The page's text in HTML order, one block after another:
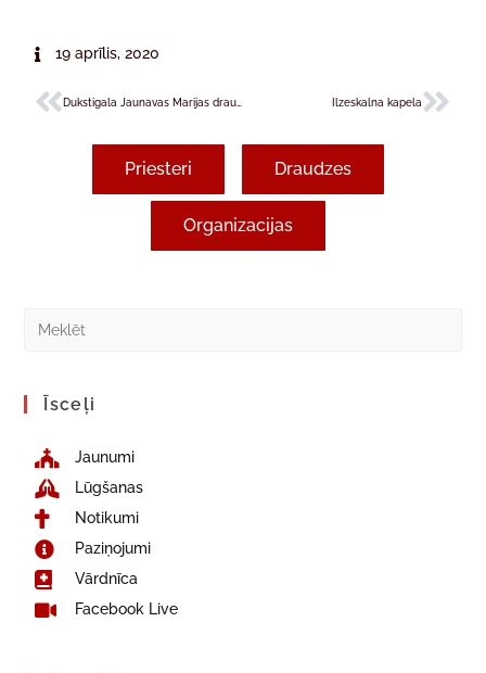
19 aprīlis, 2020
Ilzeskalna kapela
Priesteri Draudzes
Organizacijas
Īsceļi
Jaunumi
Lūgšanas
Notikumi
Paziņojumi
Vārdnīca
Facebook Live